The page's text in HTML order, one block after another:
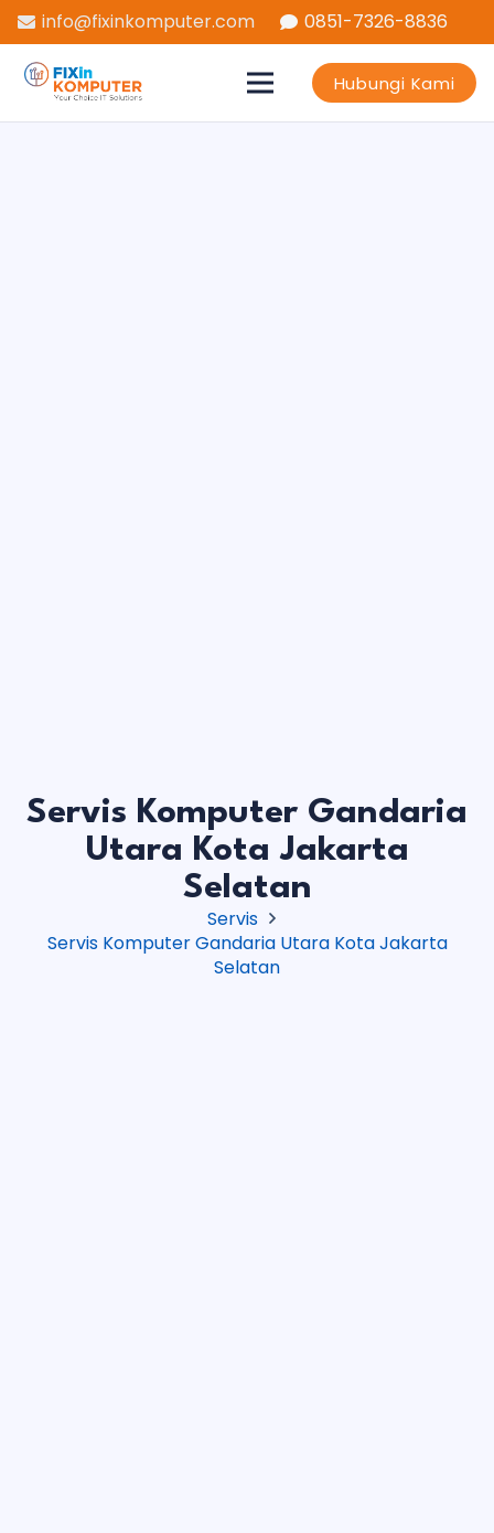
info@fixinkomputer.com 0851-7326-8836
Hubungi Kami
Servis Komputer Gandaria
Utara Kota Jakarta
Selatan
Servis
Servis Komputer Gandaria Utara Kota Jakarta
Selatan